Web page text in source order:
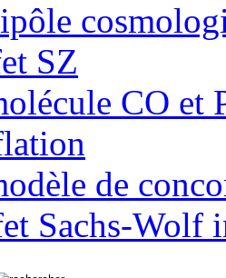
SZ
CO et
de
Sachs-Wolf